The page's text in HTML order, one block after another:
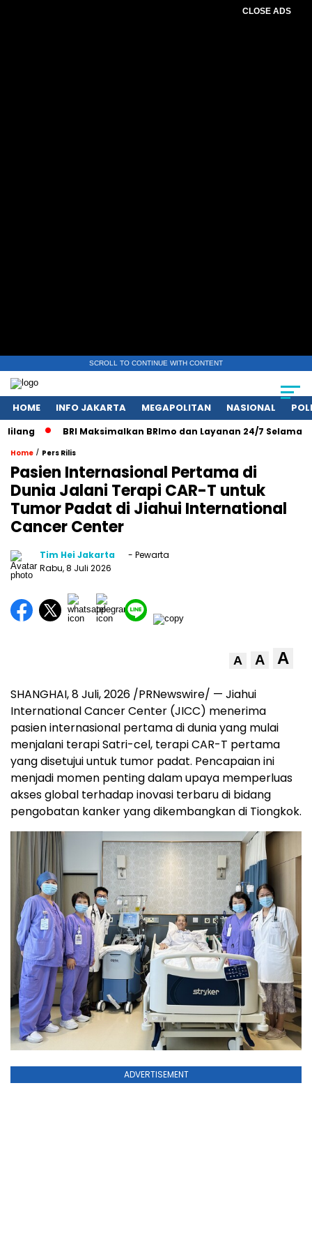
CLOSE ADS
SCROLL TO CONTINUE WITH CONTENT
HOME INFO JAKARTA MEGAPOLITAN NASIONAL
BRI Maksimalkan BRImo dan Layanan 24/7 Selama
Home / Pers Rilis
Pasien Internasional Pertama di
Dunia Jalani Terapi CAR-T untuk
Tumor Padat di Jiahui International
Cancer Center
Tim Hei Jakarta
- Pewarta
Rabu, 8 Juli 2026
A A A
SHANGHAI,8 Juli, 2026 /PRNewswire/ — Jiahui
International Cancer Center (JICC) menerima
pasien internasional pertama di dunia yang mulai
menjalani terapi Satri-cel, terapi CAR-T pertama
yang disetujui untuk tumor padat. Pencapaian ini
menjadi momen penting dalam upaya memperluas
akses global terhadap inovasi terbaru di bidang
pengobatan kanker yang dikembangkan di Tiongkok.
ADVERTISEMENT